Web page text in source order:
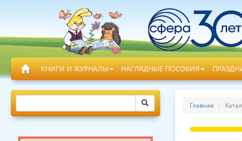
КНИГИ И ЖУРНАЛЫ НАГЛЯДНЫЕ ПОСОБИЯ
Главная